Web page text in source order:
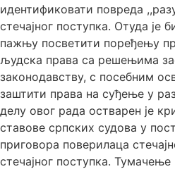
идентификовати повреда
стечајног поступка. Отуда је
пажњу посветити поређењу
људска права са решењима
законодавству, с посебним
заштити права на суђење у
делу овог рада остварен је
ставове српских судова у
приговора поверилаца
стечајног поступка.